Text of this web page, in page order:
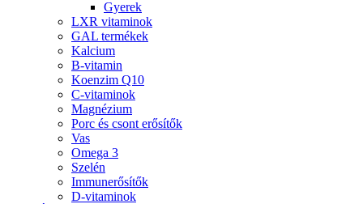
Gyerek
LXR vitaminok
GAL termékek
Kalcium
B-vitamin
Koenzim Q10
C-vitaminok
Magnézium
Porc és csont erősítők
Vas
Omega 3
Szelén
Immunerősítők
D-vitaminok